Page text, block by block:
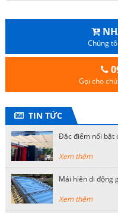
Chúng
Gọi cho
TIN TỨC
Đặc điểm nổi bật
Xem thêm
Mái hiên di động
Xem thêm